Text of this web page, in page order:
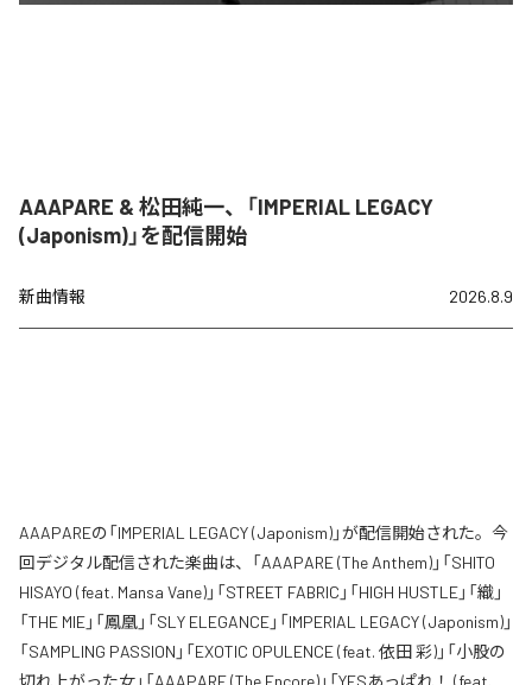
AAAPARE & 松田純一、「IMPERIAL LEGACY
(Japonism)」を配信開始
新曲情報 2026.8.9
AAAPAREの「IMPERIAL LEGACY (Japonism)」が配信開始された。今
回デジタル配信された楽曲は、「AAAPARE (The Anthem)」「SHITO
HISAYO (feat. Mansa Vane)」「STREET FABRIC」「HIGH HUSTLE」「織」
「THE MIE」「鳳凰」「SLY ELEGANCE」「IMPERIAL LEGACY (Japonism)」
「SAMPLING PASSION」「EXOTIC OPULENCE (feat. 依田 彩)」「小股の